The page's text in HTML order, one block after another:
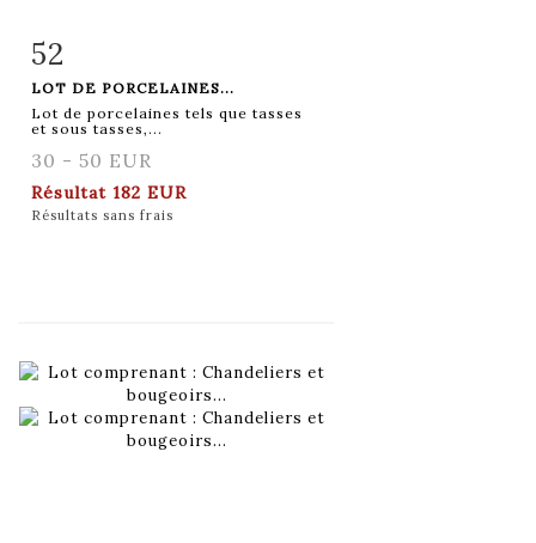
Fiche détaillée
52
LOT DE PORCELAINES...
Lot de porcelaines tels que tasses
et sous tasses,...
30 - 50 EUR
Résultat 182 EUR
Résultats sans frais